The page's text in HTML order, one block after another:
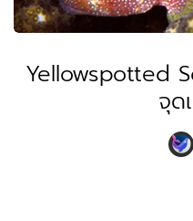
Yellowspotted
จุด